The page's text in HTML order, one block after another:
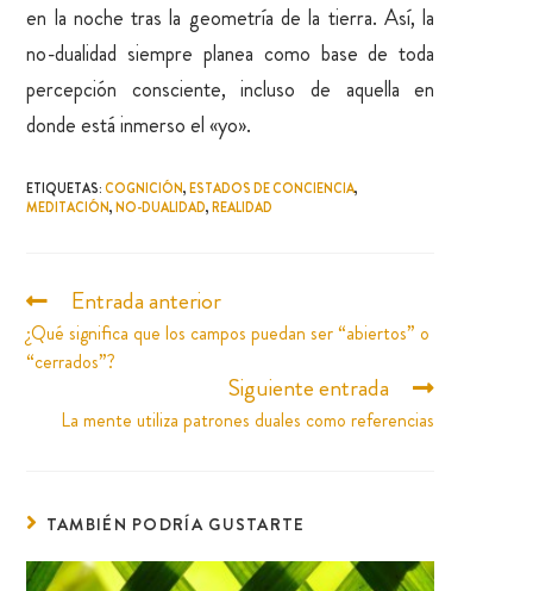
en la noche tras la geometría de la tierra. Así, la
no-dualidad siempre planea como base de toda
percepción consciente, incluso de aquella en
donde está inmerso el «yo».
ETIQUETAS:COGNICIÓN, ESTADOS DE CONCIENCIA,
MEDITACIÓN, NO-DUALIDAD, REALIDAD
Entrada anterior
¿Qué significa que los campos puedan ser “abiertos” o
“cerrados”?
Siguiente entrada
La mente utiliza patrones duales como referencias
TAMBIÉN PODRÍA GUSTARTE